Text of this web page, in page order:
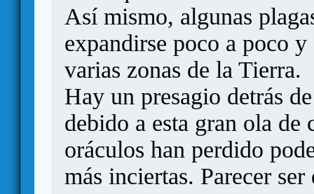
Así mismo, algunas
expandirse poco a poco
varias zonas de la Tierra.
Hay un presagio detrás
debido a esta gran ola de
oráculos han perdido
más inciertas. Parecer